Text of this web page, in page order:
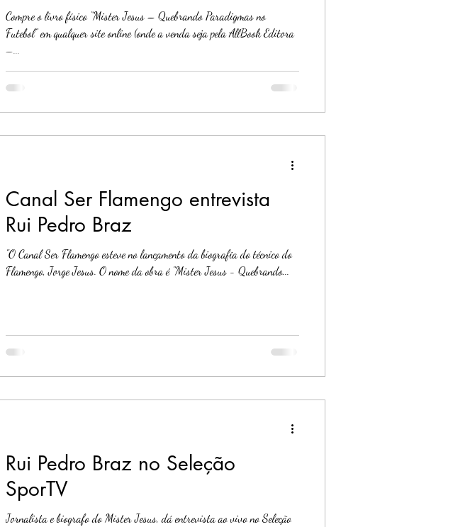
Compre o livro físico “Mister Jesus – Quebrando Paradigmas no
Futebol” em qualquer site online (onde a venda seja pela AllBook Editora
–...
Canal Ser Flamengo entrevista
Rui Pedro Braz
"O Canal Ser Flamengo esteve no lançamento da biografia do técnico do
Flamengo, Jorge Jesus. O nome da obra é "Mister Jesus - Quebrando...
Rui Pedro Braz no Seleção
SporTV
Jornalista e biografo do Mister Jesus, dá entrevista ao vivo no Seleção